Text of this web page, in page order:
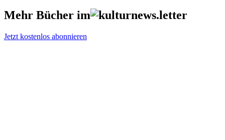
Mehr Bücher im
Jetzt kostenlos abonnieren